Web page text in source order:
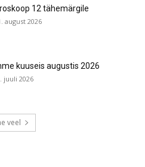
12 tähemärgile
august 2026
kuuseis augustis 2026
juuli 2026
veel